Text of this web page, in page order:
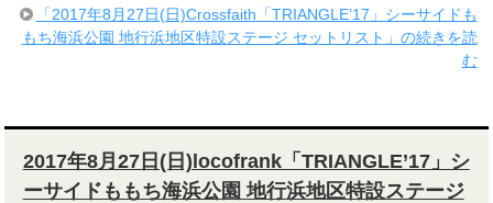
「2017年8月27日(日)Crossfaith「TRIANGLE’17」シーサイドも
もち海浜公園 地行浜地区特設ステージ セットリスト」の続きを読
む
2017年8月27日(日)locofrank「TRIANGLE’17」シ
ーサイドももち海浜公園 地行浜地区特設ステージ